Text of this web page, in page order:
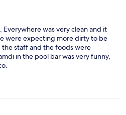
Everywhere was very clean and it
were expecting more dirty to be
staff and the foods were
in the pool bar was very funny,